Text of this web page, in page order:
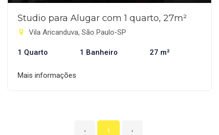
Studio para Alugar com 1 quarto, 27m²
Vila Aricanduva, São Paulo-SP
1 Quarto 1 Banheiro 27 m²
Mais informações
‹ 1 ›